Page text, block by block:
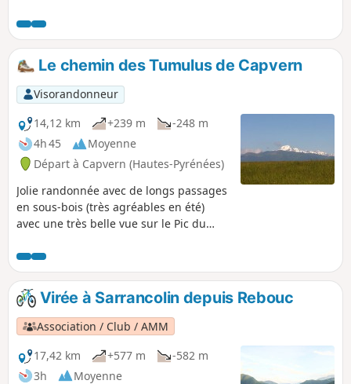
neige aussi et il est possible de partir
également d'Esparros, depuis le gouffre.
Le chemin des Tumulus de Capvern
Visorandonneur
14,12 km
+239 m
-248 m
4h 45
Moyenne
Départ à Capvern (Hautes-Pyrénées)
Jolie randonnée avec de longs passages
en sous-bois (très agréables en été)
avec une très belle vue sur le Pic du
du Tumulus de l'Estaque et superbe
perspective sur le Château de Malvezin.
Je conseille de faire la boucle dans ce
sens, sinon vous ne verrez pas
forcément le château !
Virée à Sarrancolin depuis Rebouc
Association / Club / AMM
17,42 km
+577 m
-582 m
3h
Moyenne